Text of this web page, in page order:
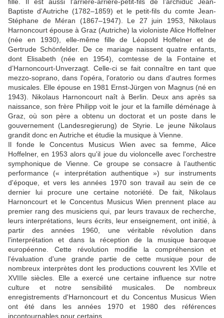
Baptiste d'Autriche (1782–1859) et le petit-fils du comte Jean-
Stéphane de Méran (1867–1947). Le 27 juin 1953, Nikolaus
Harnoncourt épouse à Graz (Autriche) la violoniste Alice Hoffelner
(née en 1930), elle-même fille de Léopold Hoffelner et de
Gertrude Schönfelder. De ce mariage naissent quatre enfants,
dont Elisabeth (née en 1954), comtesse de la Fontaine et
d’Harnoncourt-Unverzagt. Celle-ci se fait connaître en tant que
mezzo-soprano, dans l'opéra, l'oratorio ou dans d'autres formes
musicales. Elle épouse en 1981 Ernst-Jürgen von Magnus (né en
1943). Nikolaus Harnoncourt naît à Berlin. Deux ans après sa
naissance, son frère Philipp voit le jour et la famille déménage à
Graz, où son père a obtenu un doctorat et un poste dans le
gouvernement (Landesregierung) de Styrie. Le jeune Nikolaus
grandit donc en Autriche et étudie la musique à Vienne.
Il fonde le Concentus Musicus Wien avec sa femme, Alice
Hoffelner, en 1953 alors qu'il joue du violoncelle avec l'orchestre
symphonique de Vienne. Ce groupe se consacre à l’authentic
performance (« interprétation authentique ») sur instruments
d'époque, et vers les années 1970 son travail au sein de ce
dernier lui procure une certaine notoriété. De fait, Nikolaus
Harnoncourt et le Concentus Musicus Wien prennent place au
premier rang des musiciens qui, par leurs travaux de recherche,
leurs interprétations, leurs écrits, leur enseignement, ont initié, à
partir des années 1960, une véritable révolution dans
l'interprétation et dans la réception de la musique baroque
européenne. Cette révolution modifie la compréhension et
l'évaluation d'une grande partie de cette musique pour de
nombreux interprètes dont les productions couvrent les XVIIe et
XVIIIe siècles. Elle a exercé une certaine influence sur notre
culture et notre sensibilité musicales. De nombreux
enregistrements d'Harnoncourt et du Concentus Musicus Wien
ont été dans les années 1970 et 1980 des références
incontournables pour certains.